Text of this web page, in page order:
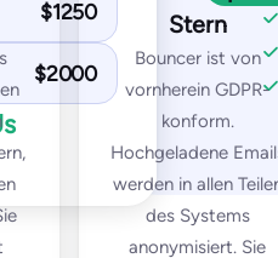
$1250
$2000
DMARK test
SpamAssassin test
Stern
Bouncer ist von
vornherein GDPR-
konform.
Hochgeladene
werden in allen
des Systems
anonymisiert. Sie